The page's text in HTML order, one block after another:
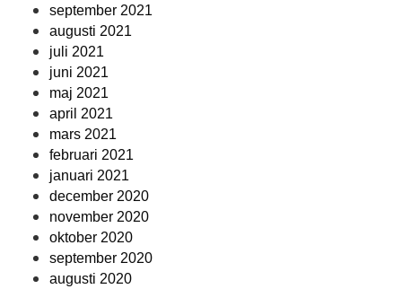
september 2021
augusti 2021
juli 2021
juni 2021
maj 2021
april 2021
mars 2021
februari 2021
januari 2021
december 2020
november 2020
oktober 2020
september 2020
augusti 2020